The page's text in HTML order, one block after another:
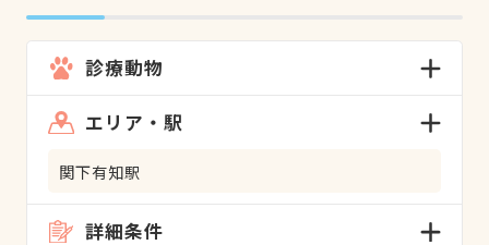
診療動物
エリア・駅
関下有知駅
詳細条件